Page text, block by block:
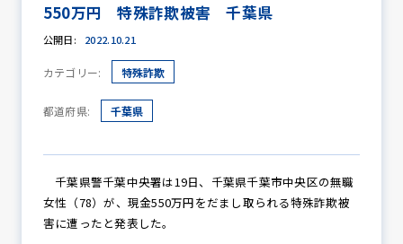
防犯活動ニュース
防犯パトロール
550万円 特殊詐欺被害 千葉県
公開日: 2022.10.21
カテゴリー: 特殊詐欺
都道府県: 千葉県
千葉県警千葉中央署は19日、千葉県千葉市中央区の無職
女性（78）が、現金550万円をだまし取られる特殊詐欺被
害に遭ったと発表した。